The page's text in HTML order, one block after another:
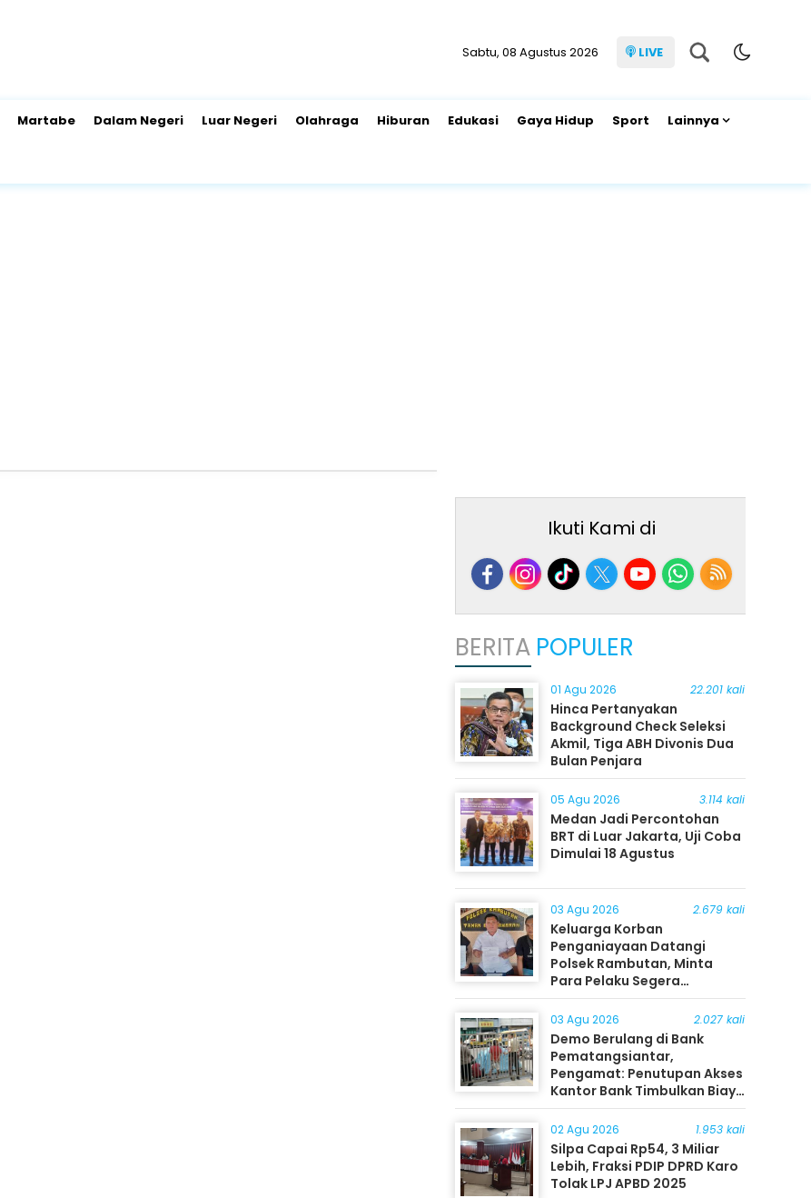
Sabtu, 08 Agustus 2026 LIVE
Martabe Dalam Negeri Luar Negeri Olahraga Hiburan Edukasi Gaya Hidup Sport Lainnya
Ikuti Kami di
BERITA POPULER
01 Agu 2026 22.201 kali
Hinca Pertanyakan
Background Check Seleksi
Akmil, Tiga ABH Divonis Dua
Bulan Penjara
05 Agu 2026 3.114 kali
Medan Jadi Percontohan
BRT di Luar Jakarta, Uji Coba
Dimulai 18 Agustus
03 Agu 2026 2.679 kali
Keluarga Korban
Penganiayaan Datangi
Polsek Rambutan, Minta
Para Pelaku Segera
Ditangkap
03 Agu 2026 2.027 kali
Demo Berulang di Bank
Pematangsiantar,
Pengamat: Penutupan Akses
Kantor Bank Timbulkan Biaya
Ekonomi bagi Masyarakat
02 Agu 2026 1.953 kali
Silpa Capai Rp54, 3 Miliar
Lebih, Fraksi PDIP DPRD Karo
Tolak LPJ APBD 2025